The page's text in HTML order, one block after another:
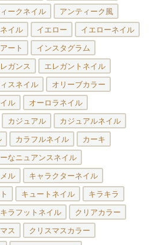
ークネイル アンティーク風
イル イエロー イエローネイル
ート インスタグラム
ガンス エレガントネイル
スネイル オリーブカラー
ル オーロラネイル
カジュアル カジュアルネイル
カラフルネイル カーキ
なニュアンスネイル
ル キャラクターネイル
キュートネイル キラキラ
ラフットネイル クリアカラー
ス クリスマスカラー